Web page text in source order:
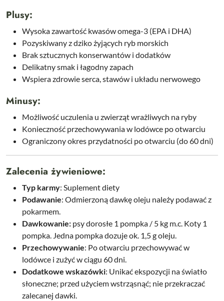
Plusy:
Wysoka zawartość kwasów omega-3 (EPA i DHA)
Pozyskiwany z dziko żyjących ryb morskich
Brak sztucznych konserwantów i dodatków
Delikatny smak i łagodny zapach
Wspiera zdrowie serca, stawów i układu nerwowego
Minusy:
Możliwość uczulenia u zwierząt wrażliwych na ryby
Konieczność przechowywania w lodówce po otwarciu
Ograniczony okres przydatności po otwarciu (do 60 dni)
Zalecenia żywieniowe:
Typ karmy: Suplement diety
Podawanie: Odmierzoną dawkę oleju należy podawać z
pokarmem.
Dawkowanie: psy dorosłe 1 pompka / 5 kg m.c. Koty 1
pompka. Jedna pompka dozuje ok. 1,5 g oleju.
Przechowywanie: Po otwarciu przechowywać w
lodówce i zużyć w ciągu 60 dni.
Dodatkowe wskazówki: Unikać ekspozycji na światło
słoneczne; przed użyciem wstrząsnąć; nie przekraczać
zalecanej dawki.